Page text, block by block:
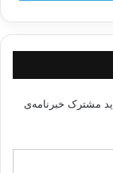
مشترک خبرنامه‌ی